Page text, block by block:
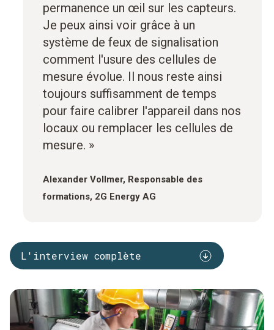
permanence un œil sur les capteurs.
Je peux ainsi voir grâce à un
système de feux de signalisation
comment l'usure des cellules de
mesure évolue. Il nous reste ainsi
toujours suffisamment de temps
pour faire calibrer l'appareil dans nos
locaux ou remplacer les cellules de
mesure. »
Alexander Vollmer, Responsable des
formations, 2G Energy AG
L'interview complète